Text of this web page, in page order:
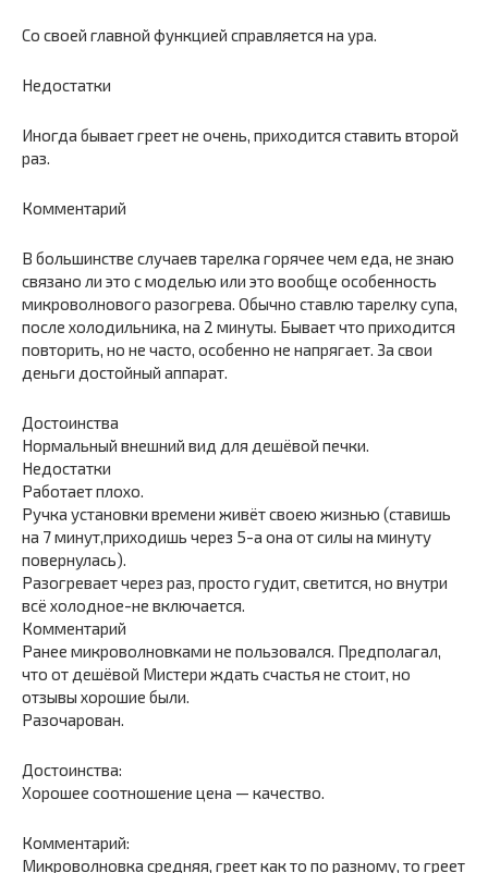
Со своей главной функцией справляется на ура.
Недостатки
Иногда бывает греет не очень, приходится ставить второй
раз.
Комментарий
В большинстве случаев тарелка горячее чем еда, не знаю
связано ли это с моделью или это вообще особенность
микроволнового разогрева. Обычно ставлю тарелку супа,
после холодильника, на 2 минуты. Бывает что приходится
повторить, но не часто, особенно не напрягает. За свои
деньги достойный аппарат.
Достоинства
Нормальный внешний вид для дешёвой печки.
Недостатки
Работает плохо.
Ручка установки времени живёт своею жизнью (ставишь
на 7 минут,приходишь через 5-а она от силы на минуту
повернулась).
Разогревает через раз, просто гудит, светится, но внутри
всё холодное-не включается.
Комментарий
Ранее микроволновками не пользовался. Предполагал,
что от дешёвой Мистери ждать счастья не стоит, но
отзывы хорошие были.
Разочарован.
Достоинства:
Хорошее соотношение цена — качество.
Комментарий:
Микроволновка средняя, греет как то по разному, то греет